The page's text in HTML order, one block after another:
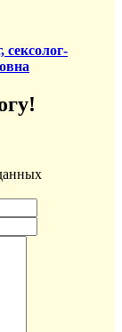
сексолог-